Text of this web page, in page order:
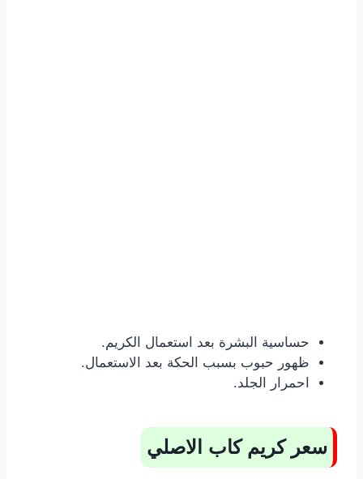
حساسية البشرة بعد استعمال الكريم.
ظهور حبوب بسبب الحكة بعد الاستعمال.
احمرار الجلد.
سعر كريم كاب الاصلي